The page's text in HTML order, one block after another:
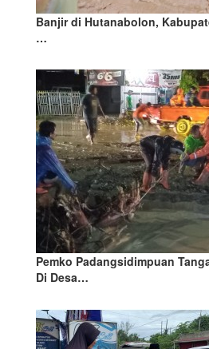
Banjir di Hutanabolon,
…
Pemko Padangsidimpuan
Di Desa…